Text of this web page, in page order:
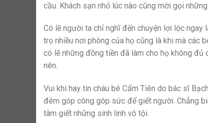
cầu. Khách sạn nhỏ lúc nào cũng mời gọi
Có lẽ người ta chỉ nghĩ đến chuyện lợi lộc
trọ nhiều nơi phòng của họ cũng là khi mà các
có lẽ những đồng tiền đã làm cho họ không đủ
nên.
Vui khi hay tin cháu bé Cẩm Tiên do bác sĩ
đêm góp công góp sức để giết người. Chẳng
tâm giết những sinh linh vô tội.